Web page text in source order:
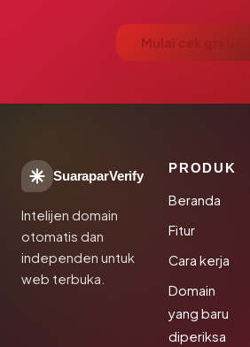
Mulai cek gratis →
SuaraparVerify
Intelijen domain
otomatis dan
independen untuk
web terbuka.
PRODUK
Beranda
Fitur
Cara kerja
Domain
yang baru
diperiksa